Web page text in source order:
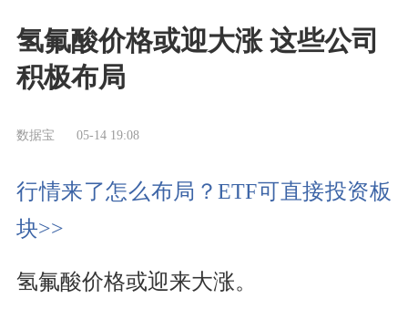
氢氟酸价格或迎大涨 这些公司
积极布局
数据宝 05-14 19:08
行情来了怎么布局？ETF可直接投资板
块>>
氢氟酸价格或迎来大涨。